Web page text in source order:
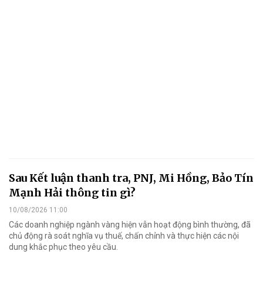
Sau Kết luận thanh tra, PNJ, Mi Hồng, Bảo Tín
Mạnh Hải thông tin gì?
10/08/2026 11:00
Các doanh nghiệp ngành vàng hiện vẫn hoạt động bình thường, đã
chủ động rà soát nghĩa vụ thuế, chấn chỉnh và thực hiện các nội
dung khắc phục theo yêu cầu.